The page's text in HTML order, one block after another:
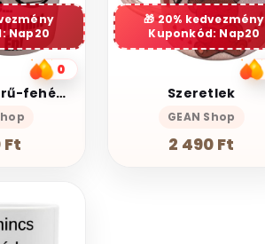
Nap20
0
Fekete keserű-fehér bögre
Ft
20% kedvezmény
Kuponkód: Nap20
Szeretlek
GEAN Shop
2 490 Ft